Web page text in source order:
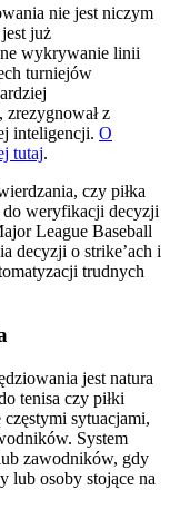
nie jest niczym
już
wykrywanie linii
turniejów
z
inteligencji. O
tutaj.
czy piłka
do weryfikacji decyzji
League Baseball
decyzji o strike’ach i
trudnych
jest natura
tenisa czy piłki
sytuacjami,
System
zawodników, gdy
lub osoby stojące na